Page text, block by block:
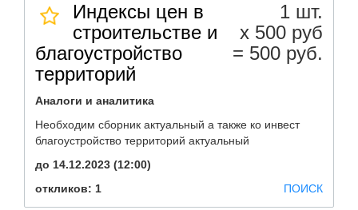
Индексы цен в
строительстве и
благоустройство
территорий
1 шт.
х 500 руб
= 500 руб.
Аналоги и аналитика
Необходим сборник актуальный а также ко инвест
благоустройство территорий актуальный
до 14.12.2023 (12:00)
откликов: 1
ПОИСК